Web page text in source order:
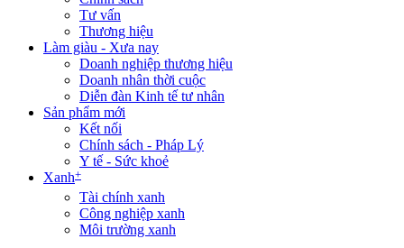
Tư vấn
Thương hiệu
Làm giàu - Xưa nay
Doanh nghiệp thương hiệu
Doanh nhân thời cuộc
Diễn đàn Kinh tế tư nhân
Sản phẩm mới
Kết nối
Chính sách - Pháp Lý
Y tế - Sức khoẻ
Xanh+
Tài chính xanh
Công nghiệp xanh
Môi trường xanh